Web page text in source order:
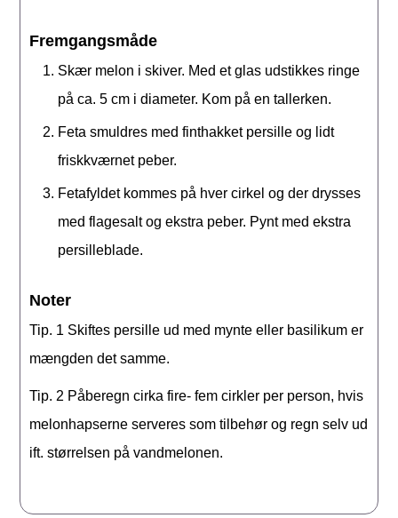
Fremgangsmåde
Skær melon i skiver. Med et glas udstikkes ringe
på ca. 5 cm i diameter. Kom på en tallerken.
Feta smuldres med finthakket persille og lidt
friskkværnet peber.
Fetafyldet kommes på hver cirkel og der drysses
med flagesalt og ekstra peber. Pynt med ekstra
persilleblade.
Noter
Tip. 1 Skiftes persille ud med mynte eller basilikum er
mængden det samme.
Tip. 2 Påberegn cirka fire- fem cirkler per person, hvis
melonhapserne serveres som tilbehør og regn selv ud
ift. størrelsen på vandmelonen.